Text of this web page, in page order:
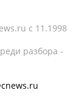
c 11.1998
разбора -